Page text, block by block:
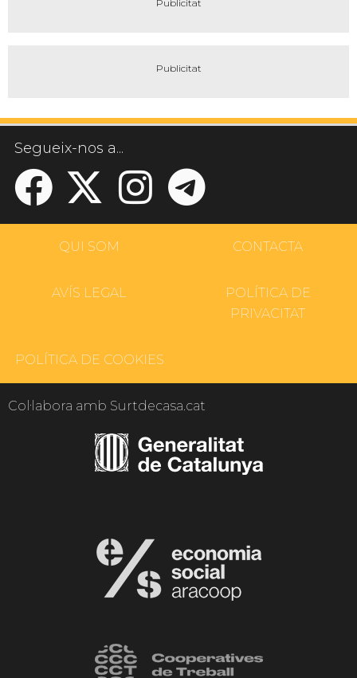
Segueix-nos a...
QUI SOM CONTACTA
AVÍS LEGAL
POLÍTICA DE
PRIVACITAT
POLÍTICA DE COOKIES
Col·labora amb Surtdecasa.cat